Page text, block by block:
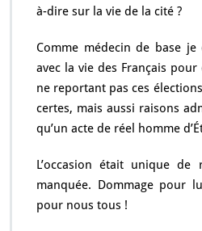
à-dire sur la vie de la cité ?
Comme médecin de base
avec la vie des Français
ne reportant pas ces
certes, mais aussi raisons
qu’un acte de réel homme
L’occasion était unique
manquée. Dommage pour
pour nous tous !